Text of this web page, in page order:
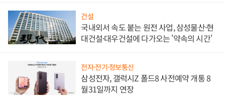
건설
국내외서 속도 붙는 원전 사업, 삼성물산·현
대건설·대우건설에 다가오는 '약속의 시간'
전자·전기·정보통신
삼성전자, 갤럭시Z 폴드8 사전예약 개통 8
월31일까지 연장